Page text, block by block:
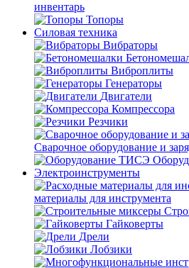
инвентарь
Топоры
Силовая техника
Вибраторы
Виброплиты
Генераторы
Двигатели
Компрессора
Резчики
Сварочное оборудование и
Электроинструменты
материалы для инструмента
Гайковерты
Дрели
Лобзики